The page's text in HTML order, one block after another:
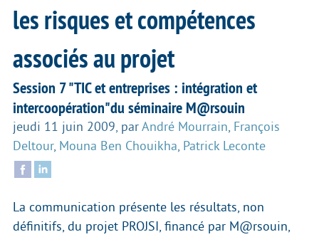
les risques et compétences
associés au projet
Session 7 "TIC et entreprises : intégration et
intercoopération"du séminaire M@rsouin
jeudi 11 juin 2009, par André Mourrain, François
Deltour, Mouna Ben Chouikha, Patrick Leconte
La communication présente les résultats, non
définitifs, du projet PROJSI, financé par M@rsouin,